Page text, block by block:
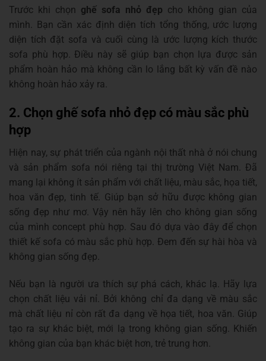
Trước khi chọn ghế sofa nhỏ đẹp cho không gian của
mình. Bạn cần xác định diện tích tổng thống, ước lượng
diện tích đặt sofa và cuối cùng là ước lượng kích thước
sofa phù hợp. Điều này sẽ giúp bạn chọn lựa được sản
phẩm hoàn hảo mà không cần lo lắng bất kỳ vấn đề nào
không hoàn hảo xảy ra.
2. Chọn ghế sofa nhỏ đẹp có màu sắc phù
hợp
Hiện nay, sự phát triển của ngành nội thất nhà ở nói chung
và sản phẩm sofa nói riêng tại thị trường Việt Nam. Đã
mang lại không ít sản phẩm với chất liệu, màu sắc, họa tiết,
hoa văn đẹp, tinh tế. Giúp bạn sở hữu được không gian
sống đẹp như mơ. Vậy nên hãy lên cho không gian sống
của mình concept phù hợp. Sau đó dựa vào đây để chọn
thiết kế sofa có màu sắc phù hợp. Đem đến sự hài hòa và
không gian sống đẹp.
Nếu bạn là người ưa thích sự phá cách, khác lạ. Hãy lựa
chọn chất liệu vải nỉ. Bởi không chỉ đa dạng về màu sắc
mà chất liệu nỉ còn rất đa dạng về họa tiết, hoa văn. Giúp
tạo ra sự khác biệt, mới lạ trong không gian sống. Khiến
không gian của bạn khác biệt hơn, trẻ trung hơn.